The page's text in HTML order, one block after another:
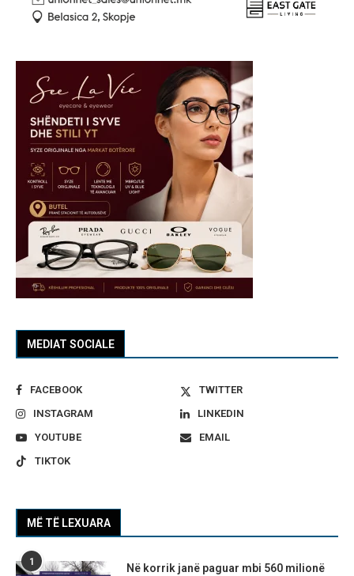
MEDIAT SOCIALE
FACEBOOK
TWITTER
INSTAGRAM
LINKEDIN
YOUTUBE
EMAIL
TIKTOK
MË TË LEXUARA
1
Në korrik janë paguar mbi 560 milionë